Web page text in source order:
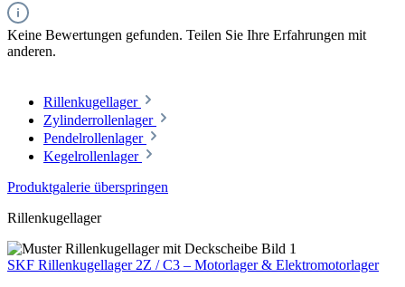
Keine Bewertungen gefunden. Teilen Sie Ihre Erfahrungen mit
anderen.
Rillenkugellager
Zylinderrollenlager
Pendelrollenlager
Kegelrollenlager
Produktgalerie überspringen
Rillenkugellager
SKF Rillenkugellager 2Z / C3 – Motorlager & Elektromotorlager